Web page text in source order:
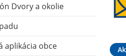
Dvory a okolie
aplikácia obce